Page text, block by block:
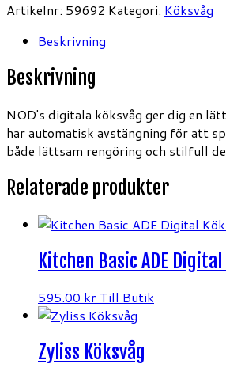
Artikelnr: 59692 Kategori: Köksvåg
Beskrivning
Beskrivning
NOD's digitala köksvåg ger dig en
har automatisk avstängning för att
både lättsam rengöring och stilfull
Relaterade produkter
Kitchen Basic ADE
595.00 kr Till Butik
Zyliss Köksvåg